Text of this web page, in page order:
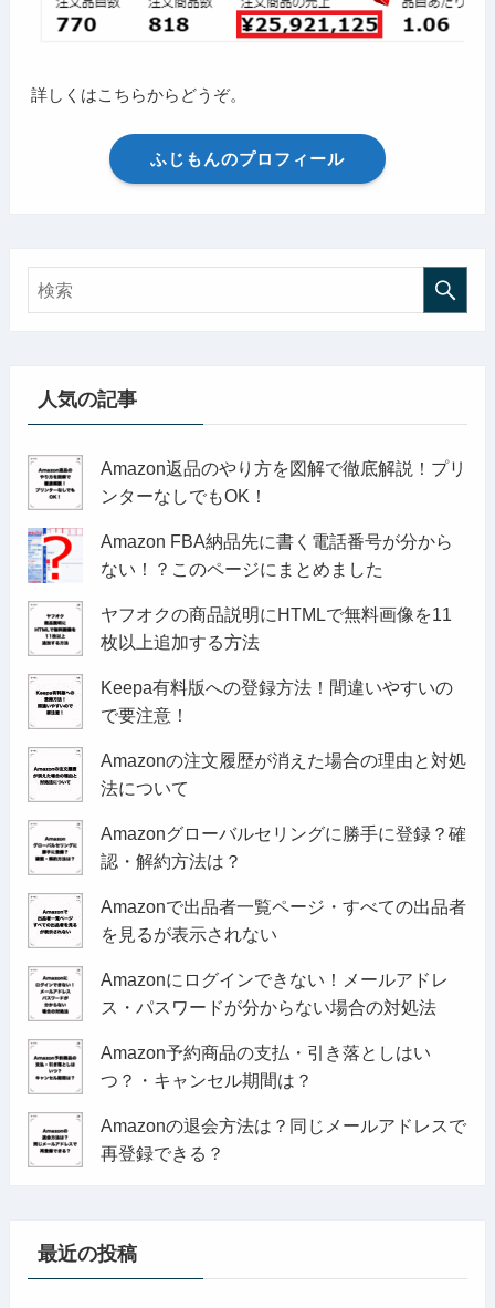
詳しくはこちらからどうぞ。
ふじもんのプロフィール
人気の記事
Amazon返品のやり方を図解で徹底解説！プリ
ンターなしでもOK！
Amazon FBA納品先に書く電話番号が分から
ない！？このページにまとめました
ヤフオクの商品説明にHTMLで無料画像を11
枚以上追加する方法
Keepa有料版への登録方法！間違いやすいの
で要注意！
Amazonの注文履歴が消えた場合の理由と対処
法について
Amazonグローバルセリングに勝手に登録？確
認・解約方法は？
Amazonで出品者一覧ページ・すべての出品者
を見るが表示されない
Amazonにログインできない！メールアドレ
ス・パスワードが分からない場合の対処法
Amazon予約商品の支払・引き落としはい
つ？・キャンセル期間は？
Amazonの退会方法は？同じメールアドレスで
再登録できる？
最近の投稿